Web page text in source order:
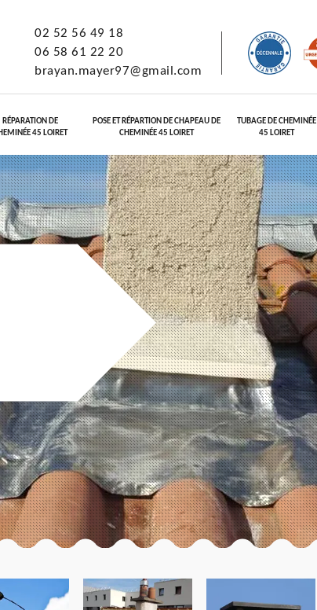
02 52 56 49 18
06 58 61 22 20
brayan.mayer97@gmail.com
RÉPARATION DE
45 LOIRET
POSE ET RÉPARTION DE CHAPEAU DE
CHEMINÉE 45 LOIRET
TUBAGE DE CHEMINÉE
45 LOIRET